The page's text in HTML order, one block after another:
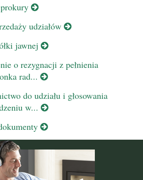
udziałów
jawnej
o rezygnacji z pełnienia
rad...
do udziału i głosowania
w...